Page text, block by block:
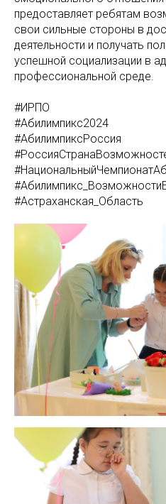
предоставляет ребятам
свои сильные стороны в
деятельности и получать
успешной социализации в
профессиональной среде.
#ИРПО
#Абилимпикс2024
#АбилимпиксРоссия
#Астраханская_Область